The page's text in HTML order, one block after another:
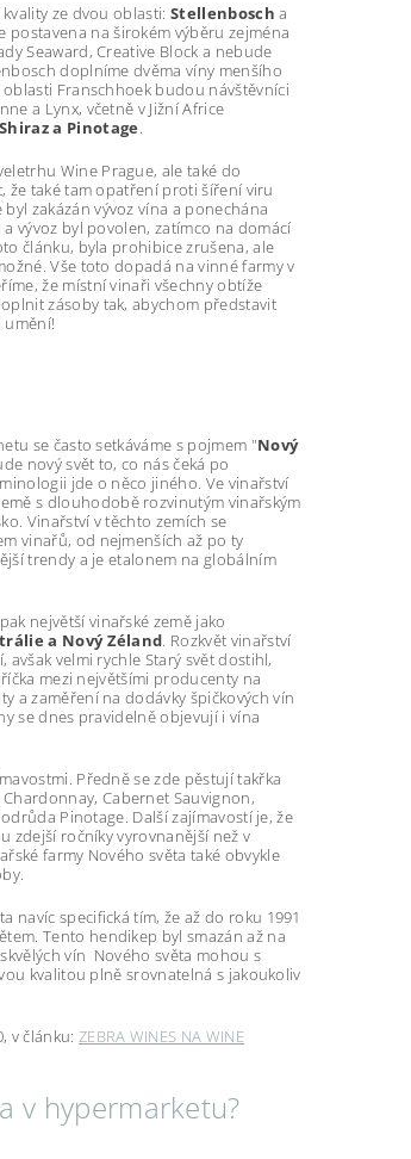
ze dvou oblasti: Stellenboscha
postavena na širokém výběru zejména
Seaward, Creative Block a nebude
doplníme dvěma víny menšího
Franschhoek budou návštěvníci
a Lynx, včetně v Jižní Africe
a Pinotage.
Wine Prague, ale také do
že také tam opatření proti šíření viru
zakázán vývoz vína a ponechána
vývoz byl povolen, zatímco na domácí
článku, byla prohibice zrušena, ale
Vše toto dopadá na vinné farmy v
že místní vinaři všechny obtíže
zásoby tak, abychom představit
se často setkáváme s pojmem "Nový
nový svět to, co nás čeká po
jde o něco jiného. Ve vinařství
s dlouhodobě rozvinutým vinařským
Vinařství v těchto zemích se
vinařů, od nejmenších až po ty
trendy a je etalonem na globálním
největší vinařské země jako
a Nový Zéland. Rozkvět vinařství
velmi rychle Starý svět dostihl,
mezi největšími producenty na
a zaměření na dodávky špičkových vín
se dnes pravidelně objevují i vína
Předně se zde pěstují takřka
Cabernet Sauvignon,
Pinotage. Další zajímavostí je, že
zdejší ročníky vyrovnanější než v
farmy Nového světa také obvykle
navíc specifická tím, že až do roku 1991
Tento hendikep byl smazán až na
vín Nového světa mohou s
kvalitou plně srovnatelná s jakoukoliv
v článku: ZEBRA WINES NA WINE
v hypermarketu?